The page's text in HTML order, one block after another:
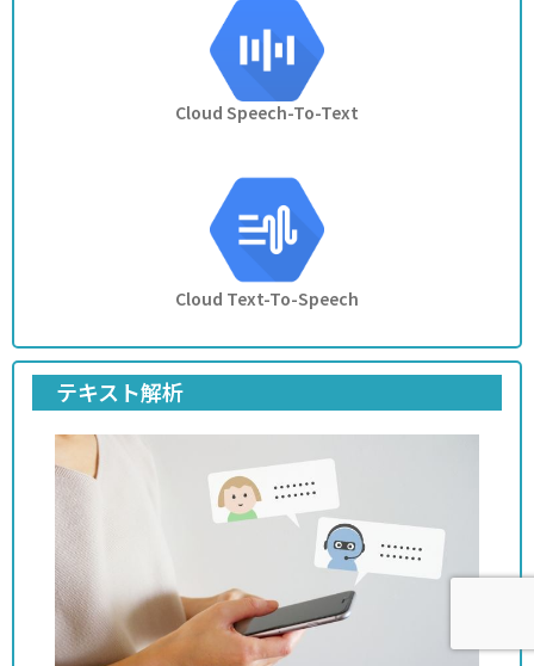
Cloud Speech-To-Text
Cloud Text-To-Speech
テキスト解析